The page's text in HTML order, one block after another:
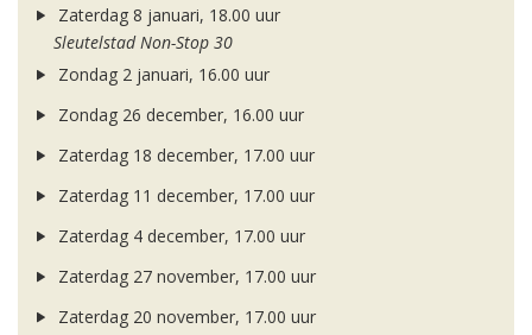
Zaterdag 8 januari, 18.00 uur
Sleutelstad Non-Stop 30
Zondag 2 januari, 16.00 uur
Zondag 26 december, 16.00 uur
Zaterdag 18 december, 17.00 uur
Zaterdag 11 december, 17.00 uur
Zaterdag 4 december, 17.00 uur
Zaterdag 27 november, 17.00 uur
Zaterdag 20 november, 17.00 uur